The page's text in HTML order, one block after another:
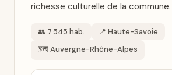
richesse culturelle de la commune.
👥 7 545 hab.
📍 Haute-Savoie
🗺️ Auvergne-Rhône-Alpes